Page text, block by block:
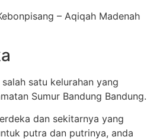
– Aqiqah Madenah
satu kelurahan yang
Sumur Bandung Bandung.
dan sekitarnya yang
putra dan putrinya, anda